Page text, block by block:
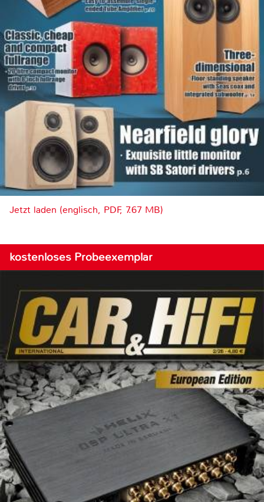
Jetzt laden (englisch, PDF, 7.67 MB)
kostenloses Probeexemplar